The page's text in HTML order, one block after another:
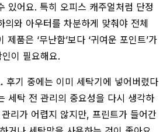
있어요. 특히 오피스 캐주얼처럼 단정
의와 아우터를 차분하게 맞춰야 전체
품은 ‘무난함’보다 ‘귀여운 포인트’가
이 필요해요.
후기 중에는 이미 세탁기에 넣어버렸다
세탁 전 관리의 중요성을 다시 생각하
리가 어렵지 않지만, 프린트가 들어간